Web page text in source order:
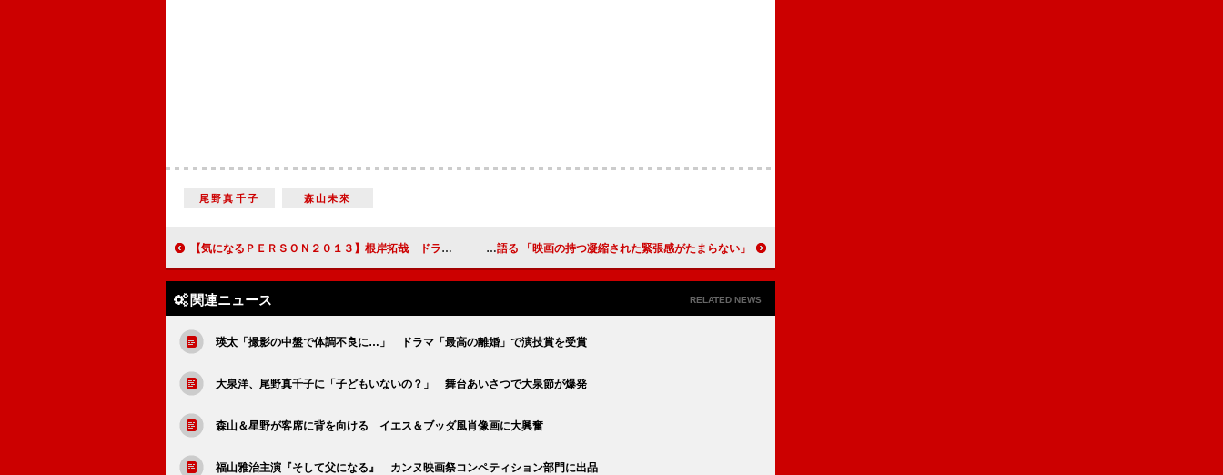
尾野真千子 森山未來
【気になるＰＥＲＳＯＮ２０１３】根岸拓哉 ドラマ「ウルトラマンギンガ」 マシュー・フォックス、主演映画『終戦のエンペラー』を語る 「映画の持つ凝縮された緊張感がたまらない」
関連ニュース RELATED NEWS
瑛太「撮影の中盤で体調不良に…」 ドラマ「最高の離婚」で演技賞を受賞
大泉洋、尾野真千子に「子どもいないの？」 舞台あいさつで大泉節が爆発
森山＆星野が客席に背を向ける イエス＆ブッダ風肖像画に大興奮
福山雅治主演『そして父になる』 カンヌ映画祭コンペティション部門に出品